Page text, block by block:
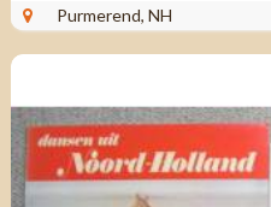
Stereo ...Purmerend, NH